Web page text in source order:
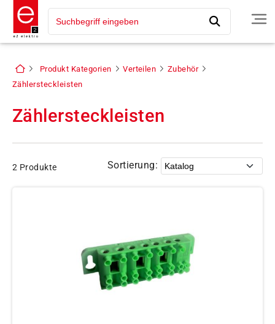
Produkt Kategorien Verteilen
Zubehör
Zählersteckleisten
Zählersteckleisten
2 Produkte Sortierung: